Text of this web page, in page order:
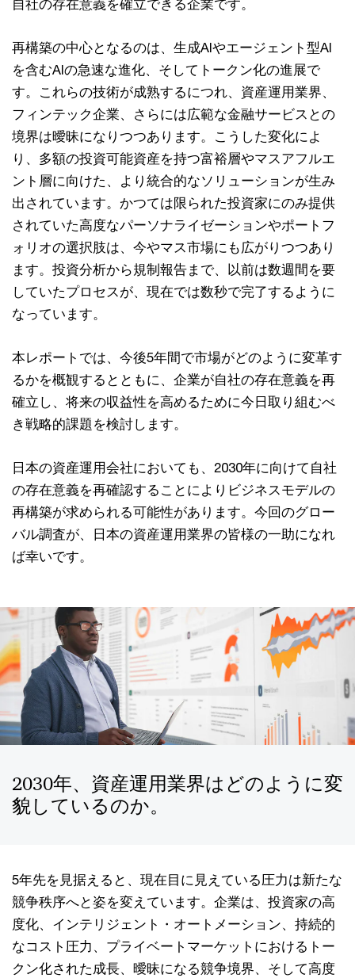
自社の存在意義を確立できる企業です。
再構築の中心となるのは、生成AIやエージェント型AI
を含むAIの急速な進化、そしてトークン化の進展で
す。これらの技術が成熟するにつれ、資産運用業界、
フィンテック企業、さらには広範な金融サービスとの
境界は曖昧になりつつあります。こうした変化によ
り、多額の投資可能資産を持つ富裕層やマスアフルエ
ント層に向けた、より統合的なソリューションが生み
出されています。かつては限られた投資家にのみ提供
されていた高度なパーソナライゼーションやポートフ
ォリオの選択肢は、今やマス市場にも広がりつつあり
ます。投資分析から規制報告まで、以前は数週間を要
していたプロセスが、現在では数秒で完了するように
なっています。
本レポートでは、今後5年間で市場がどのように変革す
るかを概観するとともに、企業が自社の存在意義を再
確立し、将来の収益性を高めるために今日取り組むべ
き戦略的課題を検討します。
日本の資産運用会社においても、2030年に向けて自社
の存在意義を再確認することによりビジネスモデルの
再構築が求められる可能性があります。今回のグロー
バル調査が、日本の資産運用業界の皆様の一助になれ
ば幸いです。
2030年、資産運用業界はどのように変
貌しているのか。
5年先を見据えると、現在目に見えている圧力は新たな
競争秩序へと姿を変えています。企業は、投資家の高
度化、インテリジェント・オートメーション、持続的
なコスト圧力、プライベートマーケットにおけるトー
クン化された成長、曖昧になる競争境界、そして高度